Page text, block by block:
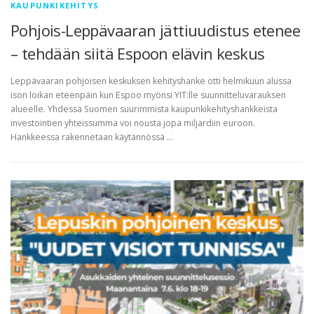
KAUPUNKIKEHITYS
Pohjois-Leppävaaran jättiuudistus etenee
– tehdään siitä Espoon elävin keskus
Leppävaaran pohjoisen keskuksen kehityshanke otti helmikuun alussa
ison loikan eteenpäin kun Espoo myönsi YIT:lle suunnitteluvarauksen
alueelle. Yhdessä Suomen suurimmista kaupunkikehityshankkeista
investointien yhteissumma voi nousta jopa miljardiin euroon.
Hankkeessa rakennetaan käytännössä …